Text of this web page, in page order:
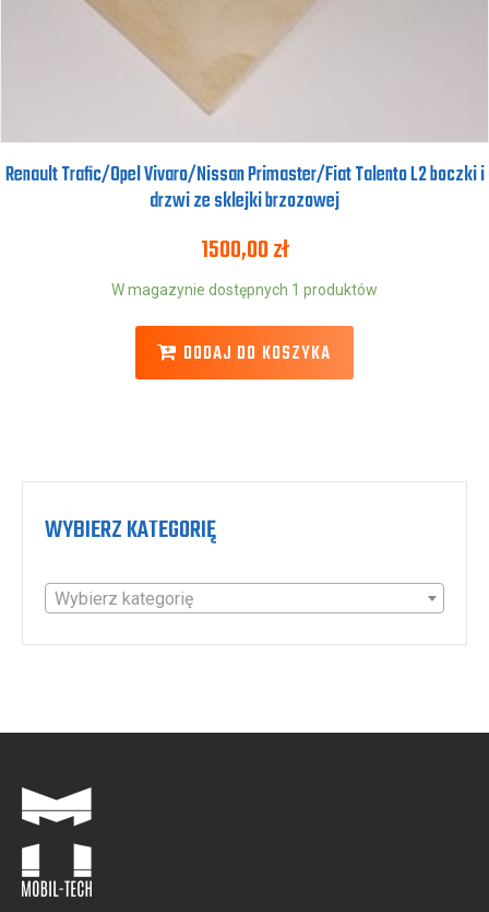
Renault Trafic/Opel Vivaro/Nissan Primaster/Fiat Talento L2 boczki i
drzwi ze sklejki brzozowej
1500,00zł
W magazynie dostępnych 1 produktów
DODAJ DO KOSZYKA
WYBIERZ KATEGORIĘ
Wybierz kategorię